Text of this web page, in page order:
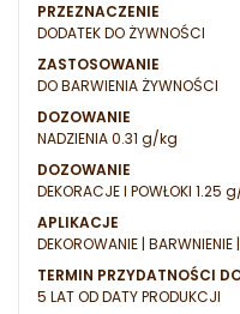
PRZEZNACZENIE
DODATEK DO ŻYWNOŚCI
ZASTOSOWANIE
DO BARWIENIA ŻYWNOŚCI
DOZOWANIE
NADZIENIA 0.31 g/kg
DOZOWANIE
DEKORACJE I POWŁOKI 1.25
APLIKACJE
DEKOROWANIE |
TERMIN PRZYDATNOŚCI
5 LAT OD DATY PRODUKCJI